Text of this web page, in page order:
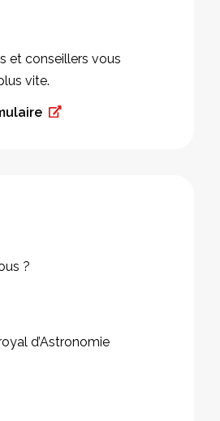
et conseillers vous
vite.
?
d’Astronomie